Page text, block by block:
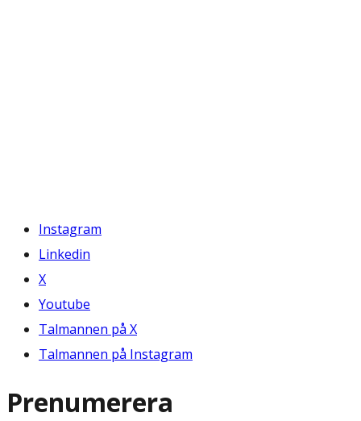
Instagram
Linkedin
X
Youtube
Talmannen på X
Talmannen på Instagram
Prenumerera